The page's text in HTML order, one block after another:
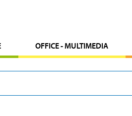
OFFICE - MULTIMEDIA